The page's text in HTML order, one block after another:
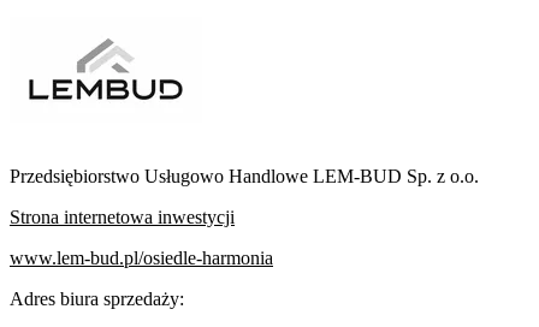
Przedsiębiorstwo Usługowo Handlowe LEM-BUD Sp. z o.o.
Strona internetowa inwestycji
www.lem-bud.pl/osiedle-harmonia
Adres biura sprzedaży: